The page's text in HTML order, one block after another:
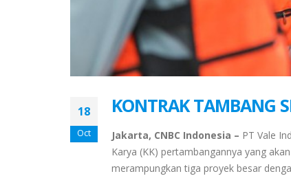
18
Oct
KONTRAK TAMBANG
Jakarta, CNBC Indonesia – PT Vale
Karya (KK) pertambangannya yang
merampungkan tiga proyek besar